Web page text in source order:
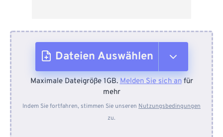
Dateien Auswählen
Vom Gerät
Von Dropbox
Maximale Dateigröße 1GB.Melden Sie sich anfür
mehr
Indem Sie fortfahren, stimmen Sie unseren Nutzungsbedingungen
zu.